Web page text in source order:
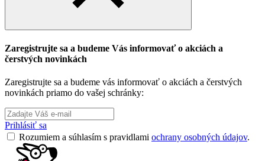
Zaregistrujte sa a budeme Vás informovať o akciách a
čerstvých novinkách
Zaregistrujte sa a budeme vás informovať o akciách a čerstvých
novinkách priamo do vašej schránky:
Prihlásiť sa
Rozumiem a súhlasím s pravidlami ochrany osobných údajov.